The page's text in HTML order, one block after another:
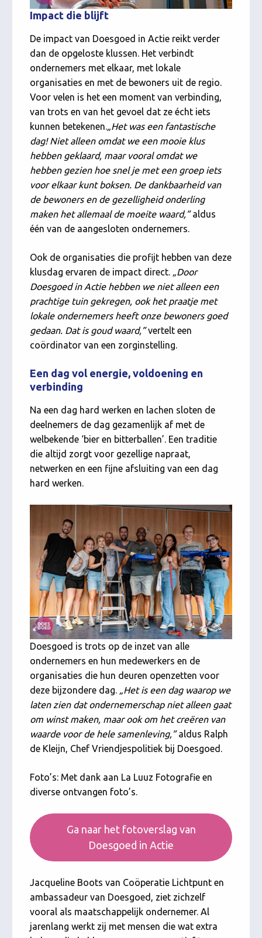
Impact die blijft
De impact van Doesgoed in Actie reikt verder
dan de opgeloste klussen. Het verbindt
ondernemers met elkaar, met lokale
organisaties en met de bewoners uit de regio.
Voor velen is het een moment van verbinding,
van trots en van het gevoel dat ze écht iets
kunnen betekenen.„Het was een fantastische
dag! Niet alleen omdat we een mooie klus
hebben geklaard, maar vooral omdat we
hebben gezien hoe snel je met een groep iets
voor elkaar kunt boksen. De dankbaarheid van
de bewoners en de gezelligheid onderling
maken het allemaal de moeite waard,”aldus
één van de aangesloten ondernemers.
Ook de organisaties die profijt hebben van deze
klusdag ervaren de impact direct. „Door
Doesgoed in Actie hebben we niet alleen een
prachtige tuin gekregen, ook het praatje met
lokale ondernemers heeft onze bewoners goed
gedaan. Dat is goud waard,”vertelt een
coördinator van een zorginstelling.
Een dag vol energie, voldoening en
verbinding
Na een dag hard werken en lachen sloten de
deelnemers de dag gezamenlijk af met de
welbekende ‘bier en bitterballen’. Een traditie
die altijd zorgt voor gezellige napraat,
netwerken en een fijne afsluiting van een dag
hard werken.
Doesgoed is trots op de inzet van alle
ondernemers en hun medewerkers en de
organisaties die hun deuren openzetten voor
deze bijzondere dag. „Het is een dag waarop we
laten zien dat ondernemerschap niet alleen gaat
om winst maken, maar ook om het creëren van
waarde voor de hele samenleving,”aldus Ralph
de Kleijn, Chef Vriendjespolitiek bij Doesgoed.
Foto’s: Met dank aan La Luuz Fotografie en
diverse ontvangen foto’s.
Ga naar het fotoverslag van
Doesgoed in Actie
Jacqueline Boots van Coöperatie Lichtpunt en
ambassadeur van Doesgoed, ziet zichzelf
vooral als maatschappelijk ondernemer. Al
jarenlang werkt zij met mensen die wat extra